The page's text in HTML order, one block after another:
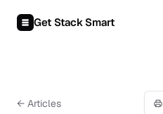
Get Stack Smart
← Articles